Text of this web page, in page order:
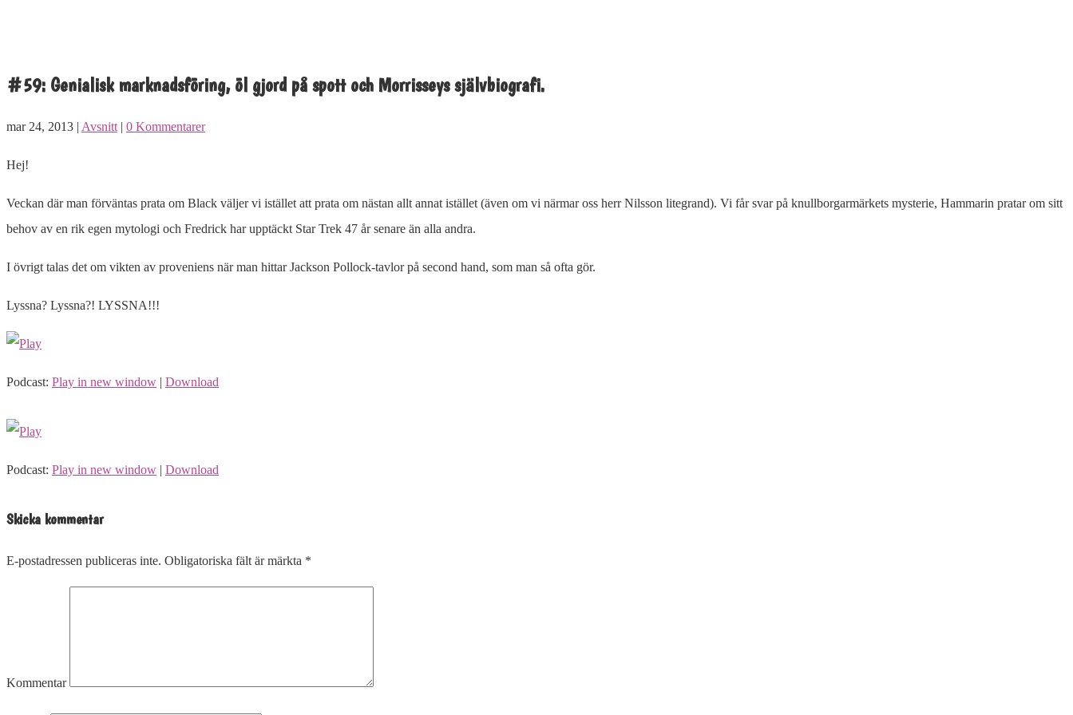
#59: Genialisk marknadsföring, öl gjord på spott och Morrisseys självbiografi.
mar 24, 2013 | Avsnitt | 0 Kommentarer
Hej!
Veckan där man förväntas prata om Black väljer vi istället att prata om nästan allt annat istället (även om vi närmar oss herr Nilsson litegrand). Vi får svar på knullborgarmärkets mysterie, Hammarin pratar om sitt
behov av en rik egen mytologi och Fredrick har upptäckt Star Trek 47 år senare än alla andra.
I övrigt talas det om vikten av proveniens när man hittar Jackson Pollock-tavlor på second hand, som man så ofta gör.
Lyssna? Lyssna?! LYSSNA!!!
Podcast: Play in new window | Download
Podcast: Play in new window | Download
Skicka kommentar
E-postadressen publiceras inte. Obligatoriska fält är märkta *
Kommentar